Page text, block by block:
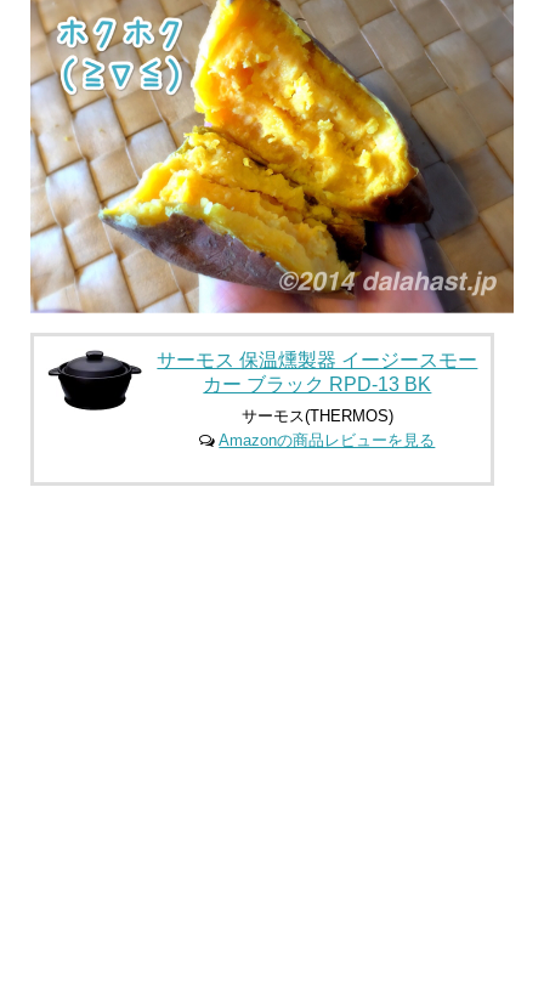
サーモス 保温燻製器 イージースモー
カー ブラック RPD-13 BK
サーモス(THERMOS)
Amazonの商品レビューを見る